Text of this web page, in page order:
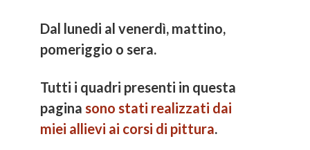
Dal lunedi al venerdì, mattino,
pomeriggio o sera.
Tutti i quadri presenti in questa
pagina sono stati realizzati dai
miei allievi ai corsi di pittura.